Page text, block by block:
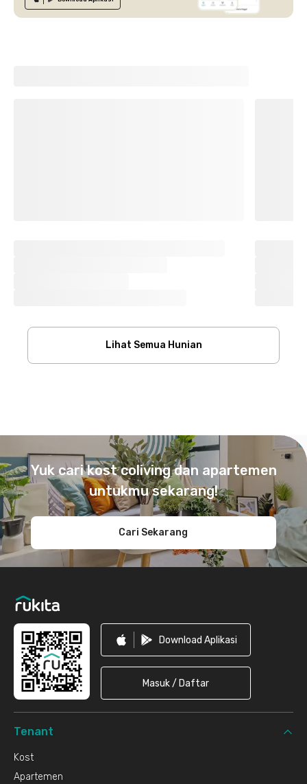
Lihat Semua Hunian
Yuk cari kost coliving dan apartemen
untukmu sekarang!
Cari Sekarang
Download Aplikasi
Masuk / Daftar
Tenant
Kost
Apartemen